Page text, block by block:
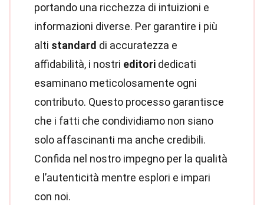
portando una ricchezza di intuizioni e
informazioni diverse. Per garantire i più
alti standard di accuratezza e
affidabilità, i nostri editori dedicati
esaminano meticolosamente ogni
contributo. Questo processo garantisce
che i fatti che condividiamo non siano
solo affascinanti ma anche credibili.
Confida nel nostro impegno per la qualità
e l’autenticità mentre esplori e impari
con noi.